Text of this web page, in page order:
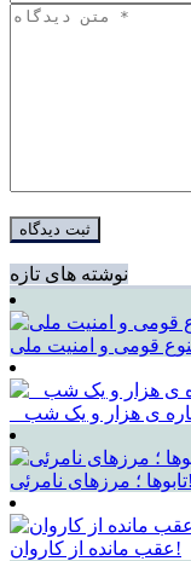
نوشته های تازه
قومی و امنیت ملی
تابوها ؛ مرزهای نامرئی!
عقب مانده از کاروان!